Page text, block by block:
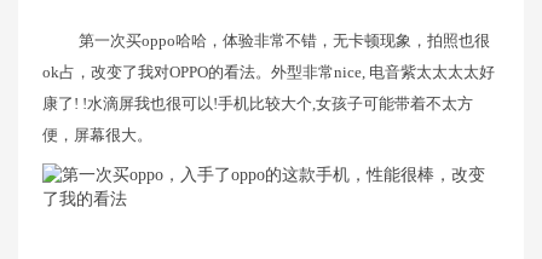
第一次买oppo哈哈，体验非常不错，无卡顿现象，拍照也很
ok占，改变了我对OPPO的看法。外型非常nice, 电音紫太太太太好
康了! !水滴屏我也很可以!手机比较大个,女孩子可能带着不太方
便，屏幕很大。